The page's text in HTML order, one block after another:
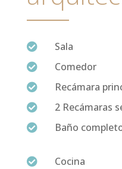
 Sala
 Comedor
 Recámara
 2 Recámaras
 Baño
 Cocina